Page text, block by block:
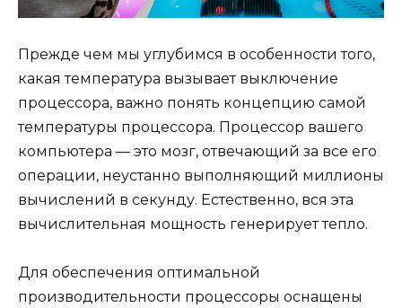
Прежде чем мы углубимся в особенности того,
какая температура вызывает выключение
процессора, важно понять концепцию самой
температуры процессора. Процессор вашего
компьютера — это мозг, отвечающий за все его
операции, неустанно выполняющий миллионы
вычислений в секунду. Естественно, вся эта
вычислительная мощность генерирует тепло.
Для обеспечения оптимальной
производительности процессоры оснащены